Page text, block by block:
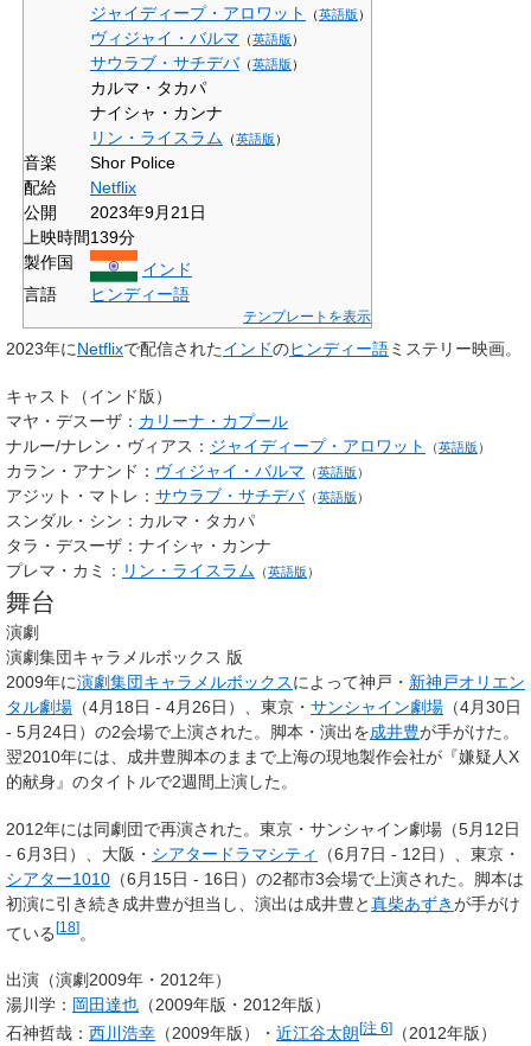
ジャイディープ・アロワット
（英語版）
ヴィジャイ・バルマ （英語版）
サウラブ・サチデバ （英語版）
カルマ・タカパ
ナイシャ・カンナ
リン・ライスラム （英語版）
音楽
Shor Police
配給
Netflix
公開
2023年9月21日
上映時間139分
製作国
インド
言語
ヒンディー語
テンプレートを表示
2023年にNetflixで配信されたインドのヒンディー語ミステリー映画。
キャスト（インド版）
マヤ・デスーザ： カリーナ・カプール
ナルー/ナレン・ヴィアス： ジャイディープ・アロワット （英語版 ）
カラン・アナンド： ヴィジャイ・バルマ （英語版 ）
アジット・マトレ： サウラブ・サチデバ（英語版 ）
スンダル・シン：カルマ・タカパ
タラ・デスーザ：ナイシャ・カンナ
プレマ・カミ： リン・ライスラム （英語版 ）
舞台
演劇
演劇集団キャラメルボックス 版
2009年に演劇集団キャラメルボックスによって神戸・ 新神戸オリエン
タル劇場 （4月18日 - 4月26日）、東京・ サンシャイン劇場 （4月30日
- 5月24日）の2会場で上演された。脚本・演出を成井豊が手がけた。
翌2010年には、成井豊脚本のままで上海の現地製作会社が『嫌疑人X
的献身』のタイトルで2週間上演した。
2012年には同劇団で再演された。東京・サンシャイン劇場（5月12日
- 6月3日）、大阪・ シアタードラマシティ
（6月7日 - 12日）、東京・
シアター1010 （6月15日 - 16日）の2都市3会場で上演された。脚本は
初演に引き続き成井豊が担当し、演出は成井豊と真柴あずきが手がけ
ている[18]
出演（演劇2009年・2012年）
湯川学： 岡田達也 （2009年版・2012年版）
石神哲哉： 西川浩幸 （2009年版）・ 近江谷太朗[注 6]
（2012年版）